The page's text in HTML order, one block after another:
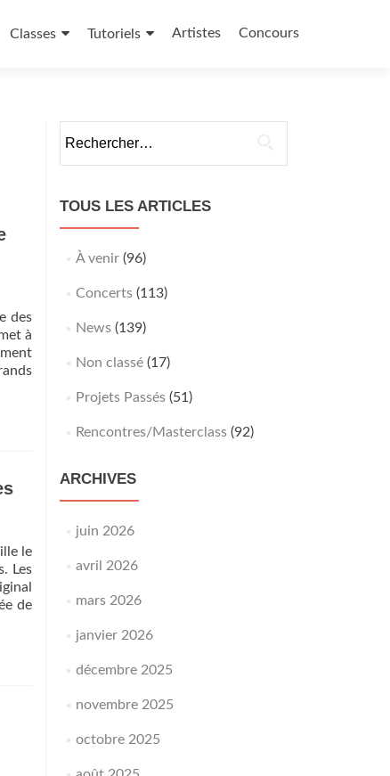
Classes Tutoriels Artistes Concours
des
à
le
Les
de
TOUS LES ARTICLES
À venir(96)
Concerts(113)
News(139)
Non classé(17)
Projets Passés(51)
Rencontres/Masterclass(92)
ARCHIVES
juin 2026
avril 2026
mars 2026
janvier 2026
décembre 2025
novembre 2025
octobre 2025